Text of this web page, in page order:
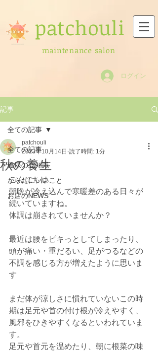
patchouli
maintenance salon
ログイン
記事
全ての記事
健康の豆知識
からだにいいこと
お店のNEWS
全ての記事
秋の養生
patchouli
2023年10月14日 読了時間: 1分
こんにちは
朝晩が冷え込んで寒暖差のある日々が
続いていますね。
体調は崩されていませんか？
最近は腰をピキっとしてしまったり、
頭が痛い・重だるい、足がつるなどの
不調を感じる方が増えたように思いま
す
まだ体が涼しさに慣れていないこの時
期は足元や首の付け根が冷えやすく、
風邪をひきやすくなるといわれていま
す。
足元や首元を温めたり、朝に根菜の味